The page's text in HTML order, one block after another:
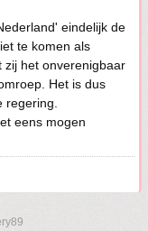
eindelijk de
te komen als
zij het onverenigbaar
Het is dus
eens mogen